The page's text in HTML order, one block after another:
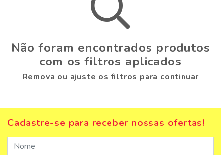
Não foram encontrados produtos
com os filtros aplicados
Remova ou ajuste os filtros para continuar
Cadastre-se para receber nossas ofertas!